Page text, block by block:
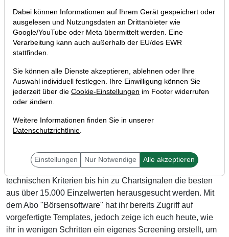
zum Jahreshoch
28.10.2025 um 10:38 Uhr | A. Zehetner
mit dem Aktien-Screener könnten nach fundamentalen und
technischen Kriterien bis hin zu Chartsignalen die besten
aus über 15.000 Einzelwerten herausgesucht werden. Mit
dem Abo "Börsensoftware" hat ihr bereits Zugriff auf
vorgefertigte Templates, jedoch zeige ich euch heute, wie
ihr in wenigen Schritten ein eigenes Screening erstellt, um
Dabei können Informationen auf Ihrem Gerät gespeichert oder
ausgelesen und Nutzungsdaten an Drittanbieter wie
Google/YouTube oder Meta übermittelt werden. Eine
Verarbeitung kann auch außerhalb der EU/des EWR
stattfinden.
Sie können alle Dienste akzeptieren, ablehnen oder Ihre
Auswahl individuell festlegen. Ihre Einwilligung können Sie
jederzeit über die Cookie-Einstellungen im Footer widerrufen
oder ändern.
Weitere Informationen finden Sie in unserer
Datenschutzrichtlinie.
Einstellungen Nur Notwendige Alle akzeptieren